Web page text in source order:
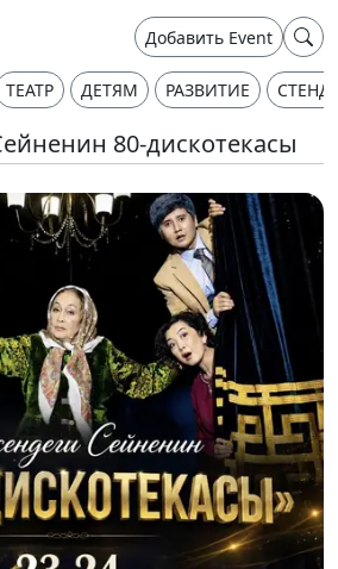
Добавить Event
ТЕАТР ДЕТЯМ РАЗВИТИЕ
80-дискотекасы